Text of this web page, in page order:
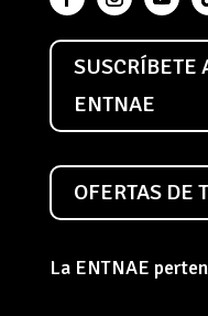
SUSCRÍBETE
ENTNAE
OFERTAS DE
La ENTNAE